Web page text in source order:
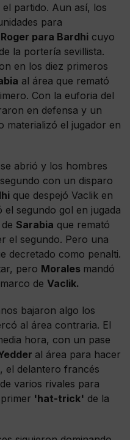
partido. Aun así, los
para
Roger para Bardhi cuyo
la portería sevillista.
en los diez primeros
al área que remató
Con la euforia del
en defensa y un
materializó el jugador en
abrió y los hombres
con un disparo
que despejó Vaclik en
segundo gol en jugada
Sarabia que remató
el segundo. Pero una
decretado como penalti.
pero Morales mandó
de Vaclik.
bajaron algo los
al área contraria. El
hora, con un pase
al área para hacer
el delantero francés
varios rivales para
'hat-trick' de la